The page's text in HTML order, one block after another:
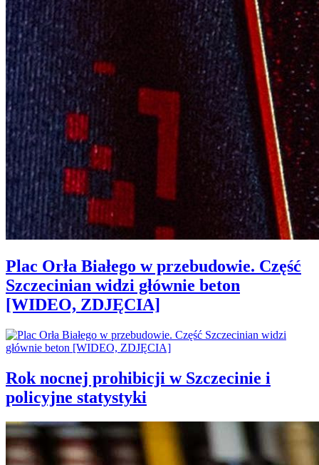
Plac Orła Białego w przebudowie. Część
Szczecinian widzi głównie beton
[WIDEO, ZDJĘCIA]
Rok nocnej prohibicji w Szczecinie i
policyjne statystyki